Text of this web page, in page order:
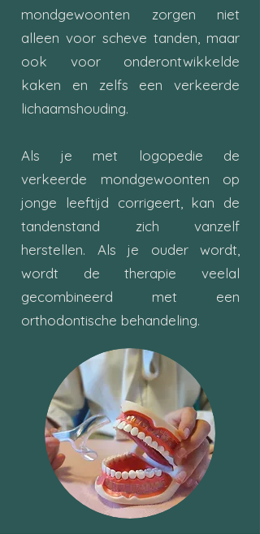
mondgewoonten zorgen niet
alleen voor scheve tanden, maar
ook voor onderontwikkelde
kaken en zelfs een verkeerde
lichaams­houding.
Als je met logopedie de
verkeerde mondgewoonten op
jonge leeftijd corrigeert, kan de
tandenstand zich vanzelf
herstellen. Als je ouder wordt,
wordt de therapie veelal
gecombineerd met een
orthodontische be­han­de­ling.